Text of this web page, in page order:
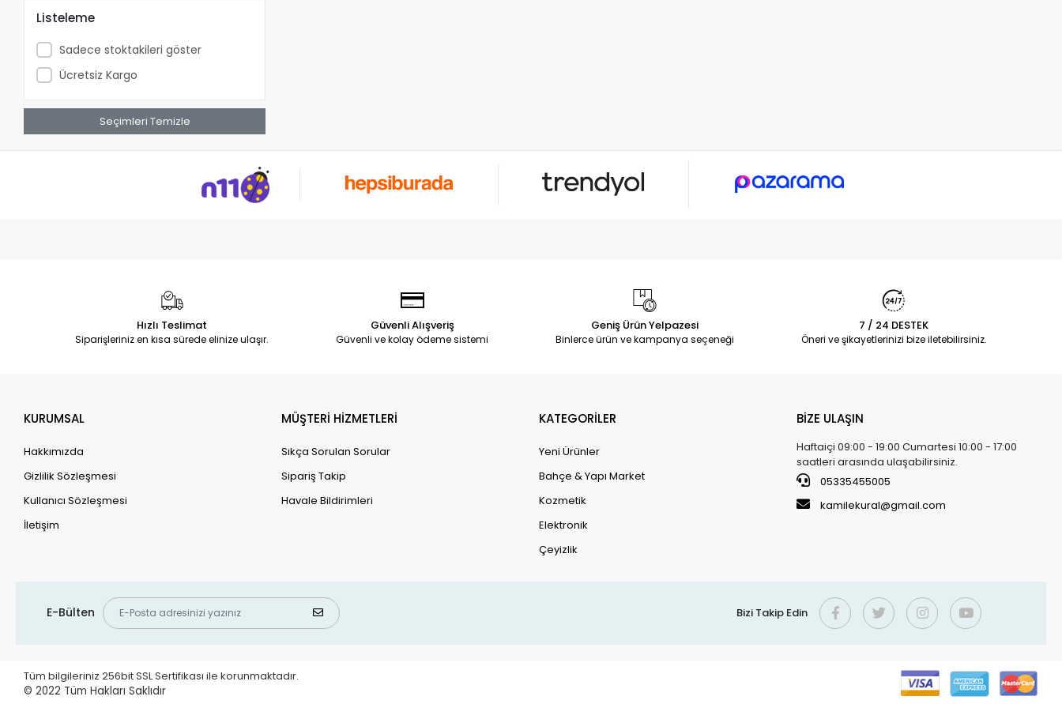
Black&Decker
ziyaret edin
Bosch Professional Store’u ziyaret
Craftomat
Dide i Nur
Duracell
Edn
Listeleme
Sadece stoktakileri göster
Ücretsiz Kargo
Seçimleri Temizle
Hızlı Teslimat
Siparişleriniz en kısa sürede elinize ulaşır.
Güvenli Alışveriş
Güvenli ve kolay ödeme sistemi
Geniş Ürün Yelpazesi
Binlerce ürün ve kampanya seçeneği
7 / 24 DESTEK
Öneri ve şikayetlerinizi bize iletebilirsiniz.
KURUMSAL
Hakkımızda
Gizlilik Sözleşmesi
Kullanıcı Sözleşmesi
İletişim
MÜŞTERİ HİZMETLERİ
Sıkça Sorulan Sorular
Sipariş Takip
Havale Bildirimleri
KATEGORİLER
Yeni Ürünler
Bahçe & Yapı Market
Kozmetik
Elektronik
Çeyizlik
BİZE ULAŞIN
Haftaiçi 09:00 - 19:00 Cumartesi 10:00 - 17:00
saatleri arasında ulaşabilirsiniz.
05335455005
kamilekural@gmail.com
E-Bülten Bizi Takip Edin
Tüm bilgileriniz 256bit SSL Sertifikası ile korunmaktadır.
© 2022 Tüm Hakları Saklıdır